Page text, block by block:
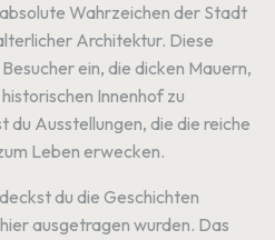
Wahrzeichen der Stadt
Architektur. Diese
ein, die dicken Mauern,
Innenhof zu
du Ausstellungen, die die reiche
Leben erwecken.
du die Geschichten
ausgetragen wurden. Das